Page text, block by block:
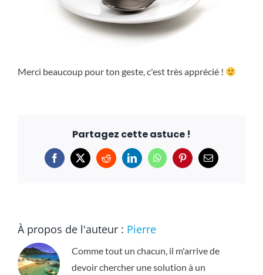
Merci beaucoup pour ton geste, c'est très apprécié !
Partagez cette astuce !
Facebook
X RedditLinkedInWhatsAppPinterestEmail
À propos de l'auteur : Pierre
Comme tout un chacun, il m'arrive de
devoir chercher une solution à un